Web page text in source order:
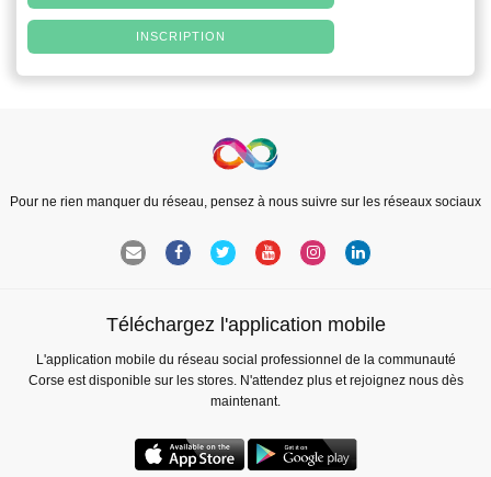
INSCRIPTION
Pour ne rien manquer du réseau, pensez à nous suivre sur les réseaux sociaux
Téléchargez l'application mobile
L'application mobile du réseau social professionnel de la communauté
Corse est disponible sur les stores. N'attendez plus et rejoignez nous dès
maintenant.